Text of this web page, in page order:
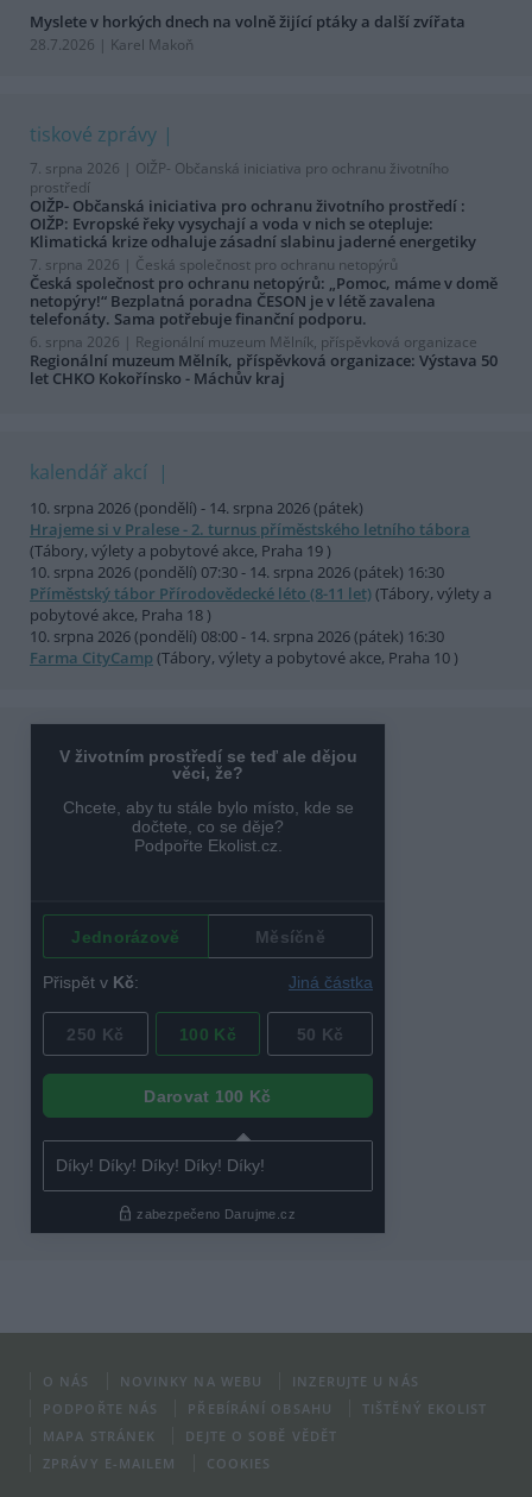
Myslete v horkých dnech na volně žijící ptáky a další zvířata
28.7.2026 | Karel Makoň
tiskové zprávy
7. srpna 2026 | OIŽP- Občanská iniciativa pro ochranu životního
prostředí
OIŽP- Občanská iniciativa pro ochranu životního prostředí :
OIŽP: Evropské řeky vysychají a voda v nich se otepluje:
Klimatická krize odhaluje zásadní slabinu jaderné energetiky
7. srpna 2026 | Česká společnost pro ochranu netopýrů
Česká společnost pro ochranu netopýrů: „Pomoc, máme v domě
netopýry!“ Bezplatná poradna ČESON je v létě zavalena
telefonáty. Sama potřebuje finanční podporu.
6. srpna 2026 | Regionální muzeum Mělník, příspěvková organizace
Regionální muzeum Mělník, příspěvková organizace: Výstava 50
let CHKO Kokořínsko - Máchův kraj
kalendář akcí
10. srpna 2026 (pondělí) - 14. srpna 2026 (pátek)
Hrajeme si v Pralese - 2. turnus příměstského letního tábora
(Tábory, výlety a pobytové akce, Praha 19 )
10. srpna 2026 (pondělí) 07:30 - 14. srpna 2026 (pátek) 16:30
Příměstský tábor Přírodovědecké léto (8-11 let)(Tábory, výlety a
pobytové akce, Praha 18 )
10. srpna 2026 (pondělí) 08:00 - 14. srpna 2026 (pátek) 16:30
Farma CityCamp (Tábory, výlety a pobytové akce, Praha 10 )
O NÁS NOVINKY NA WEBU
INZERUJTE U NÁS
PODPOŘTE NÁS
PŘEBÍRÁNÍ OBSAHU
TIŠTĚNÝ EKOLIST
MAPA STRÁNEK
DEJTE O SOBĚ VĚDĚT
ZPRÁVY E-MAILEM
COOKIES